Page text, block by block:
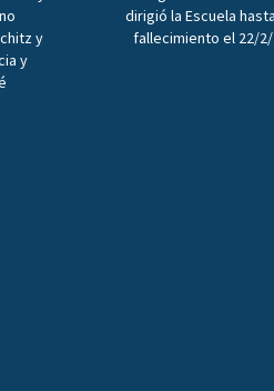
y
y
dirigió la Escuela
fallecimiento el 22/2/